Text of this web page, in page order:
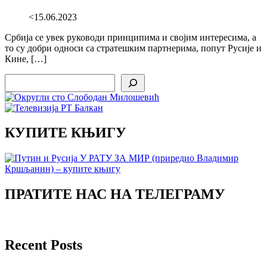
<15.06.2023
Србија се увек руководи принципима и својим интересима, а
то су добри односи са стратешким партнерима, попут Русије и
Кине, […]
КУПИТЕ КЊИГУ
ПРАТИТЕ НАС НА ТЕЛЕГРАМУ
Recent Posts